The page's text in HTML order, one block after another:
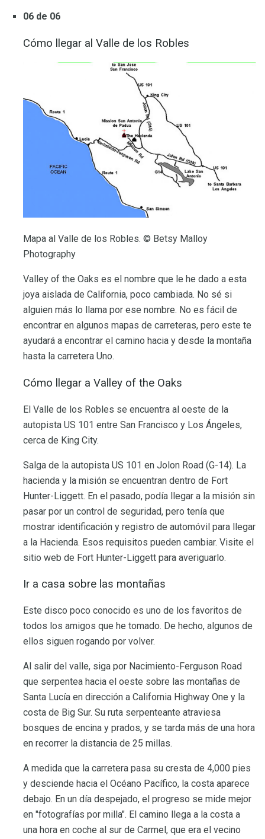
06 de 06
Cómo llegar al Valle de los Robles
Mapa al Valle de los Robles. © Betsy Malloy
Photography
Valley of the Oaks es el nombre que le he dado a esta
joya aislada de California, poco cambiada. No sé si
alguien más lo llama por ese nombre. No es fácil de
encontrar en algunos mapas de carreteras, pero este te
ayudará a encontrar el camino hacia y desde la montaña
hasta la carretera Uno.
Cómo llegar a Valley of the Oaks
El Valle de los Robles se encuentra al oeste de la
autopista US 101 entre San Francisco y Los Ángeles,
cerca de King City.
Salga de la autopista US 101 en Jolon Road (G-14). La
hacienda y la misión se encuentran dentro de Fort
Hunter-Liggett. En el pasado, podía llegar a la misión sin
pasar por un control de seguridad, pero tenía que
mostrar identificación y registro de automóvil para llegar
a la Hacienda. Esos requisitos pueden cambiar. Visite el
sitio web de Fort Hunter-Liggett para averiguarlo.
Ir a casa sobre las montañas
Este disco poco conocido es uno de los favoritos de
todos los amigos que he tomado. De hecho, algunos de
ellos siguen rogando por volver.
Al salir del valle, siga por Nacimiento-Ferguson Road
que serpentea hacia el oeste sobre las montañas de
Santa Lucía en dirección a California Highway One y la
costa de Big Sur. Su ruta serpenteante atraviesa
bosques de encina y prados, y se tarda más de una hora
en recorrer la distancia de 25 millas.
A medida que la carretera pasa su cresta de 4,000 pies
y desciende hacia el Océano Pacífico, la costa aparece
debajo. En un día despejado, el progreso se mide mejor
en "fotografías por milla". El camino llega a la costa a
una hora en coche al sur de Carmel, que era el vecino